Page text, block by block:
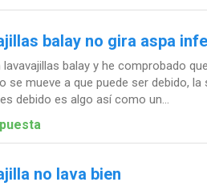
balay no gira aspa
lavavajillas balay y he comprobado
se mueve a que puede ser debido,
debido es algo así como un...
no lava bien